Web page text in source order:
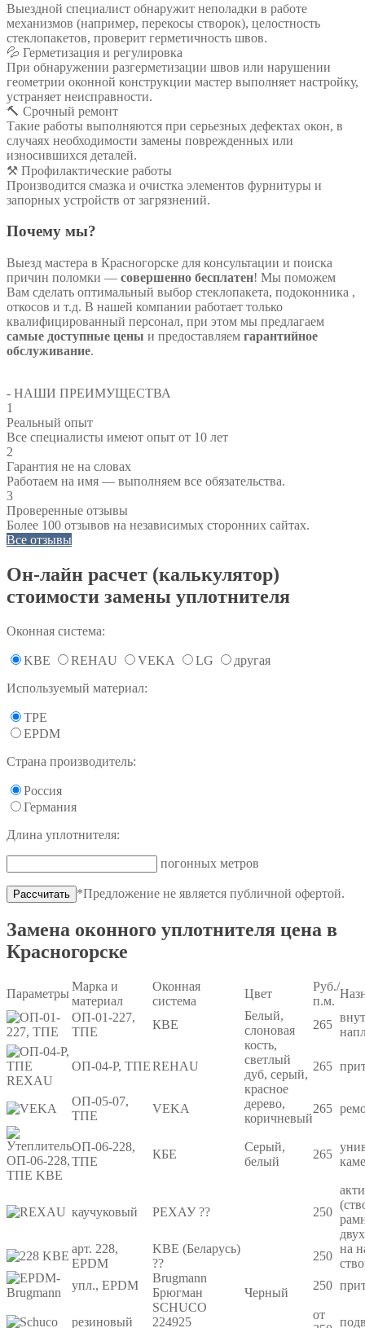
Выездной специалист обнаружит неполадки в работе
механизмов (например, перекосы створок), целостность
стеклопакетов, проверит герметичность швов.
💦 Герметизация и регулировка
При обнаружении разгерметизации швов или нарушении
геометрии оконной конструкции мастер выполняет настройку,
устраняет неисправности.
🔨 Срочный ремонт
Такие работы выполняются при серьезных дефектах окон, в
случаях необходимости замены поврежденных или
износившихся деталей.
⚒️ Профилактические работы
Производится смазка и очистка элементов фурнитуры и
запорных устройств от загрязнений.
Почему мы?
Выезд мастера в Красногорске для консультации и поиска
причин поломки — совершенно бесплатен! Мы поможем
Вам сделать оптимальный выбор стеклопакета, подоконника ,
откосов и т.д. В нашей компании работает только
квалифицированный персонал, при этом мы предлагаем
самые доступные цены и предоставляем гарантийное
обслуживание.
- НАШИ ПРЕИМУЩЕСТВА
1
Реальный опыт
Все специалисты имеют опыт от 10 лет
2
Гарантия не на словах
Работаем на имя — выполняем все обязательства.
3
Проверенные отзывы
Более 100 отзывов на независимых сторонних сайтах.
Все отзывы
Он-лайн расчет (калькулятор)
стоимости замены уплотнителя
Оконная система:
KBE REHAU VEKA LG
другая
Используемый материал:
TPE
EPDM
Страна производитель:
Россия
Германия
Длина уплотнителя:
погонных метров
*Предложение не является публичной офертой.
Замена оконного уплотнителя цена в
Красногорске
Параметры
Марка и
материал
Оконная
система
Цвет
Руб./
п.м.
ОП-01-227,
ТПЕ
КВЕ
Белый,
слоновая
кость,
светлый
дуб, серый,
красное
дерево,
коричневый
265
ОП-04-Р, ТПЕREHAU 265
ОП-05-07,
ТПЕ
VEKA 265
ОП-06-228,
ТПЕ
КБЕ
Серый,
белый
265
каучуковый РЕХАУ ??
Черный
250
арт. 228,
EPDM
KBE (Беларусь)
??
250
на
упл., EPDM
Brugmann
Брюгман
250
резиновый
SCHUCO
224925
от